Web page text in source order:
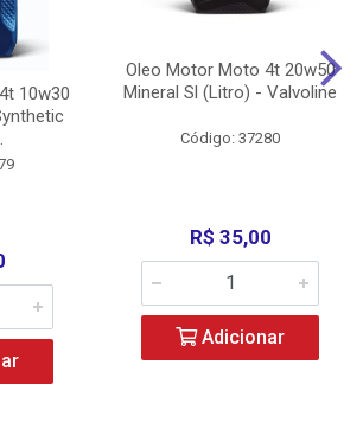
10w30
Oleo Motor Moto 4t 20w50
Mineral Sl (Litro) - Valvoline
Código: 37280
R$ 35,00
Adicionar